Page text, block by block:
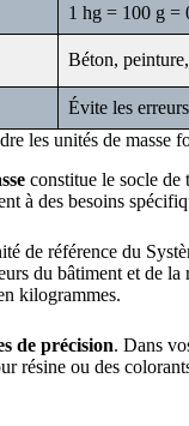
1 hg = 100 g =
Béton,
Évite les
les unités de masse
constitue le socle de
à des besoins
de référence du
du bâtiment et de
kilogrammes.
de précision. Dans
résine ou des